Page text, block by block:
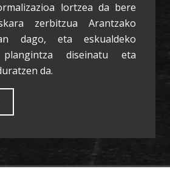
lortzea da bere
zerbitzua Arantzako
dago, eta eskualdeko
plangintza diseinatu eta
da.